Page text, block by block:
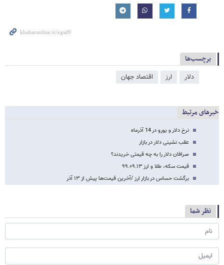
برچسب‌ها
دلار ارز اقتصاد جهان
خبرهای مرتبط
نرخ دلار و یورو در 14 آذرماه
عقب نشینی دلار در بازار
صرافان دلار را به چه قیمتی خریدند؟
قیمت سکه، طلا و ارز ۹۹.۰۹.۱۳
برگشت حساس در بازار ارز /آخرین قیمت‌ها پیش از ١٣ آذر
نظر شما